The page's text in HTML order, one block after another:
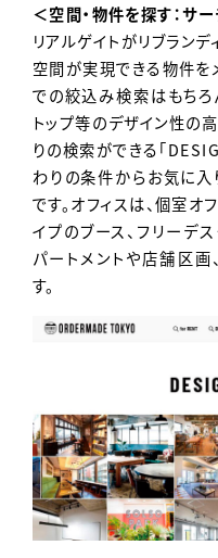
＜空間・物件を探す：サ
リアルゲイトがリブラン
空間が実現できる物件を
での絞込み検索はもちろ
トップ等のデザイン性の
りの検索ができる「
わりの条件からお気に
です。オフィスは、個室オ
イプのブース、フリーデ
パートメントや店舗区
す。